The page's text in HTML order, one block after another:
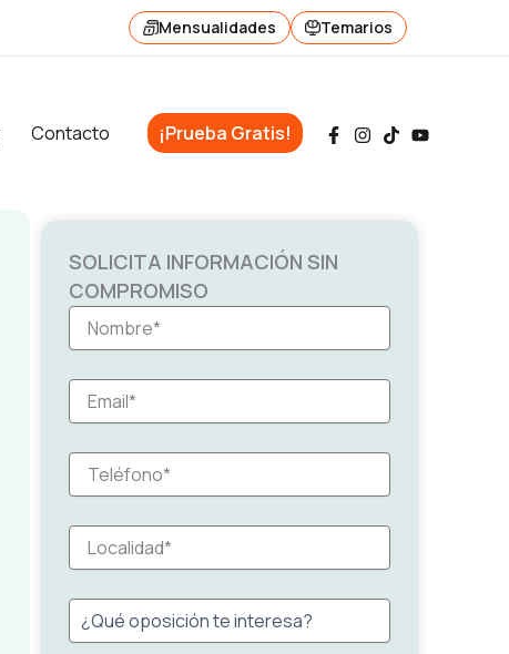
Mensualidades Temarios
Contacto ¡Prueba Gratis!
SOLICITA INFORMACIÓN SIN
COMPROMISO